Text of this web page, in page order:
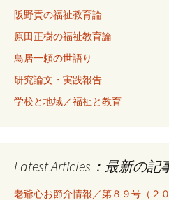
阪野貢の福祉教育論
原田正樹の福祉教育論
鳥居一頼の世語り
研究論文・実践報告
学校と地域／福祉と教育
Latest Articles：最新の記
老爺心お節介情報／第８９号（２